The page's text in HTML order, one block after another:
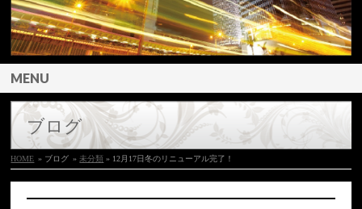
MENU
ブログ
HOME » ブログ »未分類 » 12月17日冬のリニューアル完了！